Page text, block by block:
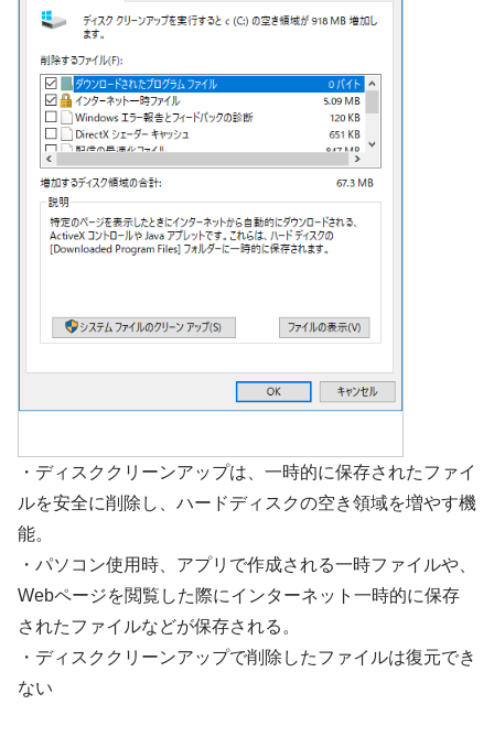
・ディスククリーンアップは、一時的に保存されたファイ
ルを安全に削除し、ハードディスクの空き領域を増やす機
能。
・パソコン使用時、アプリで作成される一時ファイルや、
Webページを閲覧した際にインターネット一時的に保存
されたファイルなどが保存される。
・ディスククリーンアップで削除したファイルは復元でき
ない